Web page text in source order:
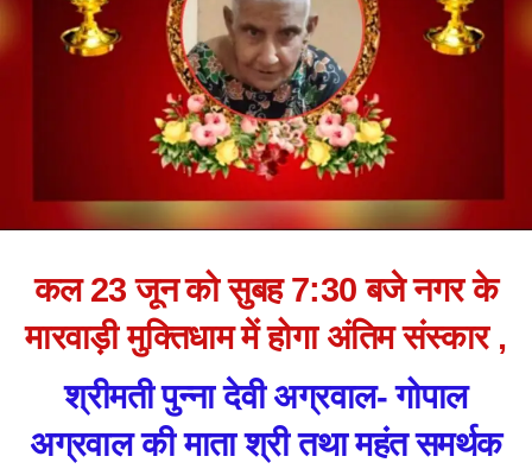
कल 23 जून को सुबह 7:30 बजे नगर के
मारवाड़ी मुक्तिधाम में होगा अंतिम संस्कार ,
श्रीमती पुन्ना देवी अग्रवाल- गोपाल
अग्रवाल की माता श्री तथा महंत समर्थक